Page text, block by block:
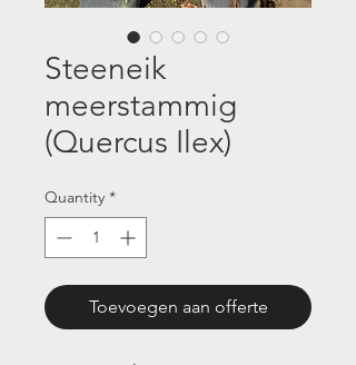
Steeneik
meerstammig
(Quercus Ilex)
Quantity *
Toevoegen aan offerte